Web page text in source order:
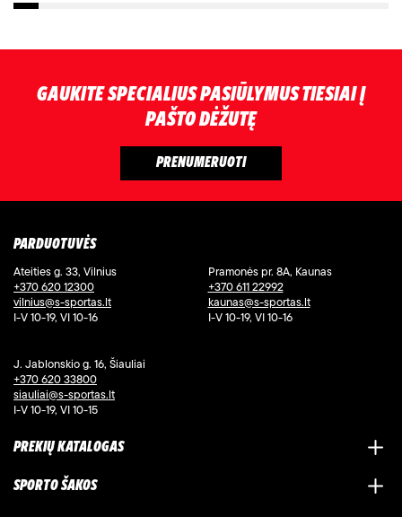
GAUKITE SPECIALIUS PASIŪLYMUS TIESIAI Į
PAŠTO DĖŽUTĘ
PARDUOTUVĖS
Ateities g. 33, Vilnius
+370 620 12300
vilnius@s-sportas.lt
I-V 10-19, VI 10-16
Pramonės pr. 8A, Kaunas
+370 611 22992
kaunas@s-sportas.lt
I-V 10-19, VI 10-16
J. Jablonskio g. 16, Šiauliai
+370 620 33800
siauliai@s-sportas.lt
I-V 10-19, VI 10-15
PREKIŲ KATALOGAS
SPORTO ŠAKOS